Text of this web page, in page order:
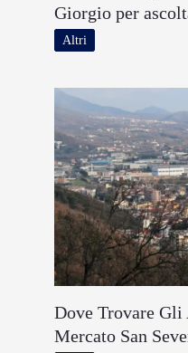
Giorgio per
Altri
Dove Trovare
Mercato San